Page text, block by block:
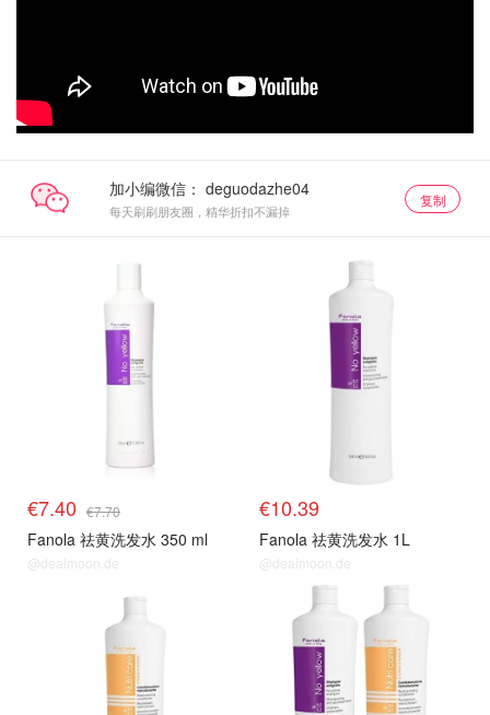
加小编微信：
每天刷刷朋友圈，精华折扣不漏掉
复制
€7.40 €7.70
Fanola 祛黄洗发水 350 ml
@dealmoon.de
€10.39
Fanola 祛黄洗发水 1L
@dealmoon.de